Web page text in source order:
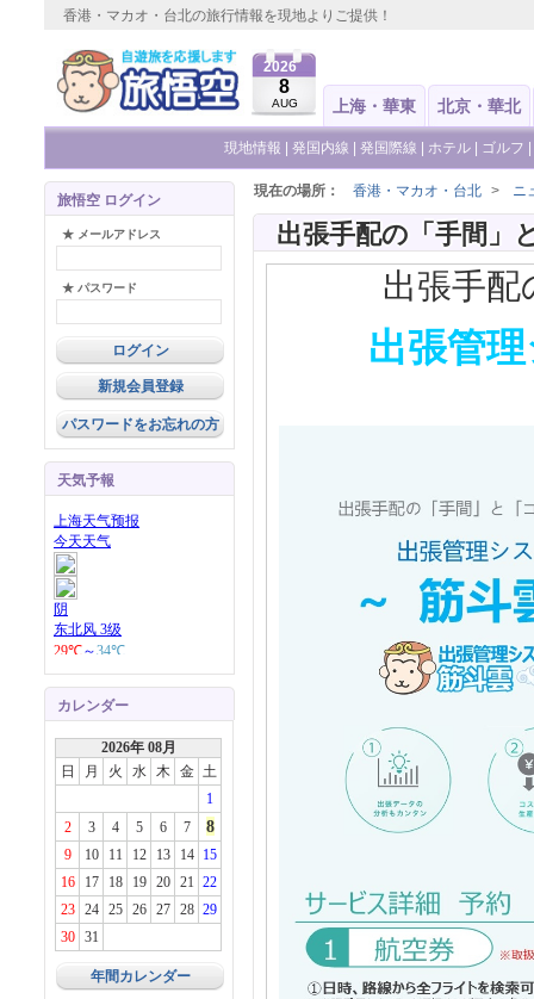
香港・マカオ・台北の旅行情報を現地よりご提供！
2026
8
AUG 上海・華東 北京・華北
現地情報 発国内線 発国際線 ホテル ゴルフ
旅悟空 ログイン
★ メールアドレス
★ パスワード
新規会員登録
パスワードをお忘れの方
天気予報
カレンダー
2026年 08月
日
月 火 水 木 金 土
1
2
3 4 5 6 7 8
9 10 11 12 13 14
15
16
17 18 19 20 21 22
23
24 25 26 27 28 29
30
31
年間カレンダー
現在の場所： 香港・マカオ・台北 > ニ
出張手配の
出張管理